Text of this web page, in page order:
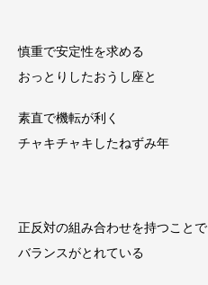
慎重で安定性を求める
おっとりしたおうし座と
素直で機転が利く
チャキチャキしたねずみ年
正反対の組み合わせを持つことで
バランスがとれている